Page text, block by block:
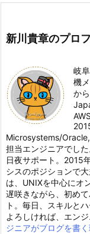
新川貴章のプロ
岐
機
か
Microsystems/
担当エンジニアでし
日夜サポート。2015
シスのポジションで
は、UNIXを中心にオ
遅咲きながら、初め
ト。毎日、スキルと
よろしければ、エンジ
ジニアがブログを書